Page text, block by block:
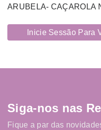
ARUBELA- CAÇAROLA
Inicie Sessão Para
Siga-nos nas
Fique a par das